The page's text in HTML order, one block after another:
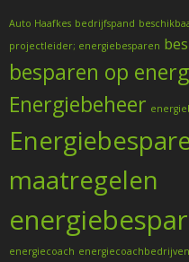
Auto Haafkes bedrijfspand
projectleider; energiebesparen
besparen op
Energiebeheer
maatregelen
energiecoach energiecoachbedrijven